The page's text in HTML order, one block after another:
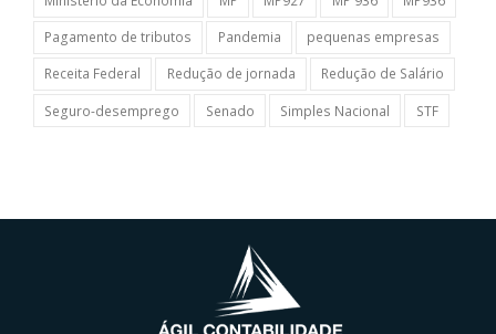
Pagamento de tributos
Pandemia
pequenas empresas
Receita Federal
Redução de jornada
Redução de Salário
Seguro-desemprego
Senado Simples Nacional STF